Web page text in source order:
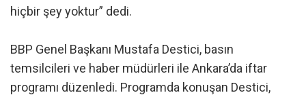
hiçbir şey yoktur” dedi.
BBP Genel Başkanı Mustafa Destici, basın
temsilcileri ve haber müdürleri ile Ankara’da iftar
programı düzenledi. Programda konuşan Destici,